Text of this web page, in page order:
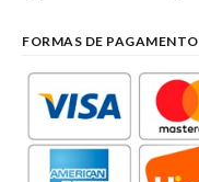
FORMAS DE PAGAMENTO